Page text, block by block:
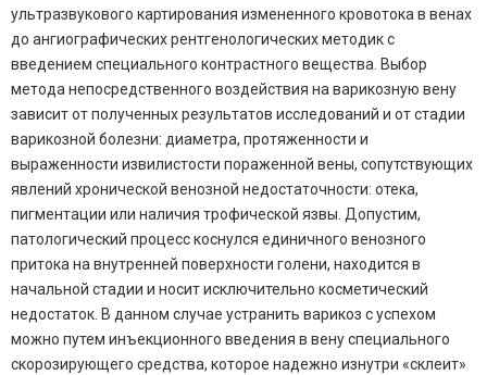
ультразвукового картирования измененного кровотока в венах
до ангиографических рентгенологических методик с
введением специального контрастного вещества. Выбор
метода непосредственного воздействия на варикозную вену
зависит от полученных результатов исследований и от стадии
варикозной болезни: диаметра, протяженности и
выраженности извилистости пораженной вены, сопутствующих
явлений хронической венозной недостаточности: отека,
пигментации или наличия трофической язвы. Допустим,
патологический процесс коснулся единичного венозного
притока на внутренней поверхности голени, находится в
начальной стадии и носит исключительно косметический
недостаток. В данном случае устранить варикоз с успехом
можно путем инъекционного введения в вену специального
скорозирующего средства, которое надежно изнутри «склеит»